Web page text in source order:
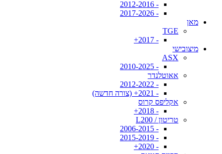
- 2012-2016
- 2017-2026
מאן
TGE
- 2017+
מיצובישי
ASX
- 2010-2025
אאוטלנדר
- 2012-2022
- 2021+ (צורה חדשה)
אקליפס קרוס
- 2018+
טריטון / L200
- 2006-2015
- 2015-2019
- 2020+